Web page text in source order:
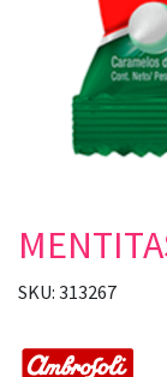
SKU: 313267